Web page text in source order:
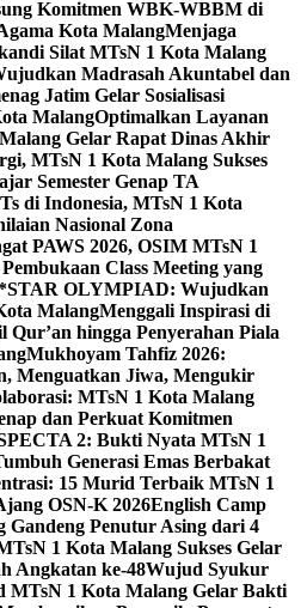
Komitmen WBK-WBBM di
Kota MalangMenjaga
Silat MTsN 1 Kota Malang
Madrasah Akuntabel dan
Jatim Gelar Sosialisasi
MalangOptimalkan Layanan
Gelar Rapat Dinas Akhir
MTsN 1 Kota Malang Sukses
Semester Genap TA
di Indonesia, MTsN 1 Kota
Nasional Zona
PAWS 2026, OSIM MTsN 1
Class Meeting yang
OLYMPIAD: Wujudkan
MalangMenggali Inspirasi di
hingga Penyerahan Piala
Mukhoyam Tahfiz 2026:
Menguatkan Jiwa, Mengukir
MTsN 1 Kota Malang
dan Perkuat Komitmen
2: Bukti Nyata MTsN 1
Generasi Emas Berbakat
15 Murid Terbaik MTsN 1
OSN-K 2026English Camp
Gandeng Penutur Asing dari 4
1 Kota Malang Sukses Gelar
Angkatan ke-48Wujud Syukur
MTsN 1 Kota Malang Gelar Bakti